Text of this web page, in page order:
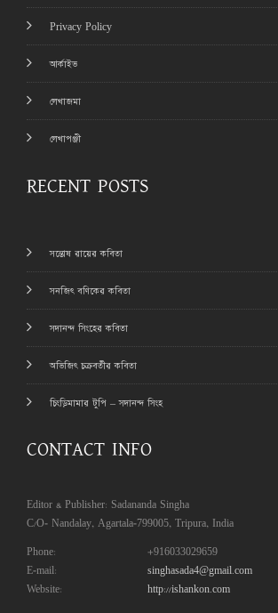
Privacy Policy
আর্কাইভ
লেখাজমা
লেখাপঞ্জী
RECENT POSTS
সন্তোষ রায়ের কবিতা
সনজিৎ বণিকের কবিতা
সদানন্দ সিংহের কবিতা
অভিজিৎ চক্রবর্তীর কবিতা
চিংড়িমামার টুপি – সদানন্দ সিংহ
CONTACT INFO
Editor & Publisher: Sadananda Singha
C/O- Nandalay, Agartala-799005, Tripura, India
Phone:
+916033029659
E-mail:
singhasada4@gmail.com
Website:
http://ishankon.com